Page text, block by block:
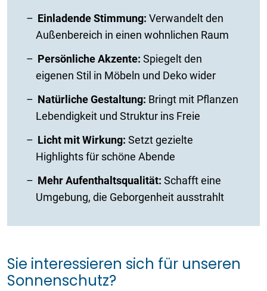
Einladende Stimmung: Verwandelt den
Außenbereich in einen wohnlichen Raum
Persönliche Akzente: Spiegelt den
eigenen Stil in Möbeln und Deko wider
Natürliche Gestaltung: Bringt mit Pflanzen
Lebendigkeit und Struktur ins Freie
Licht mit Wirkung: Setzt gezielte
Highlights für schöne Abende
Mehr Aufenthaltsqualität: Schafft eine
Umgebung, die Geborgenheit ausstrahlt
Sie interessieren sich für unseren
Sonnenschutz?